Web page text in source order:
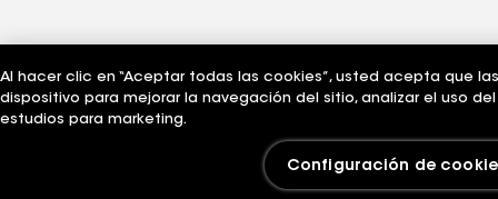
Al hacer clic en “Aceptar todas las cookies”, usted acepta que
dispositivo para mejorar la navegación del sitio, analizar el uso
estudios para marketing.
Configuración de